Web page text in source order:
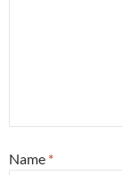
Name *